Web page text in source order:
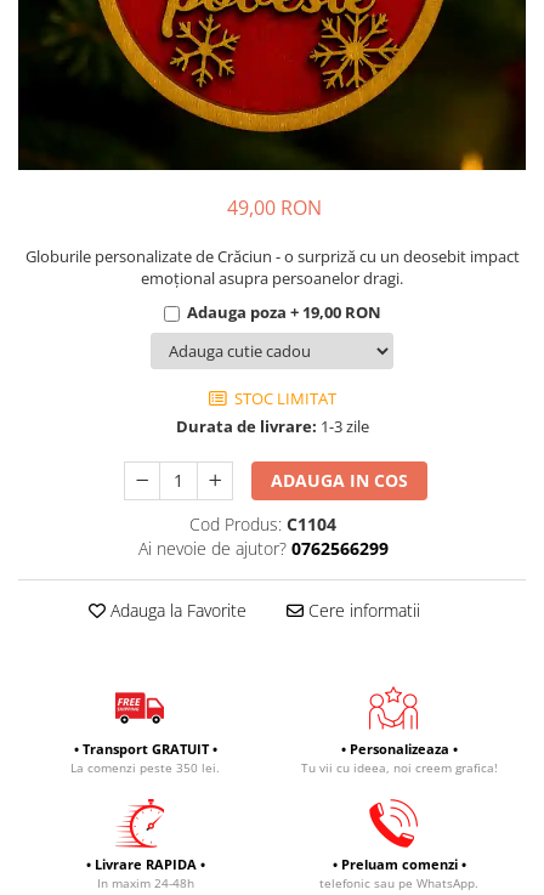
Body bebelusi personalizate
Perne personalizate
Plusuri personalizate
Agende personalizate
Etichete pentru sticla de vin
Cadouri Personalizate Unice
Cadouri pentru Doctori
Cadouri Pensionare
49,00 RON
Globurile personalizate de Crăciun - o surpriză cu un deosebit impact
emoțional asupra persoanelor dragi.
Adauga poza + 19,00 RON
STOC LIMITAT
Durata de livrare: 1-3 zile
ADAUGA IN COS
Cod Produs: C1104
Ai nevoie de ajutor? 0762566299
Adauga la Favorite Cere informatii
• Transport GRATUIT •
La comenzi peste 350 lei.
• Personalizeaza •
Tu vii cu ideea, noi creem grafica!
• Livrare RAPIDA •
In maxim 24-48h
• Preluam comenzi •
telefonic sau pe WhatsApp.